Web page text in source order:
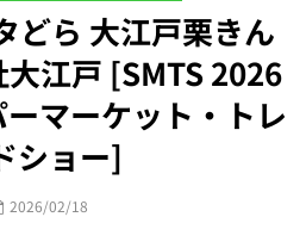
どら 大江戸栗きん
江戸 [SMTS 2026
マーケット・トレ
ショー]
2026/02/18